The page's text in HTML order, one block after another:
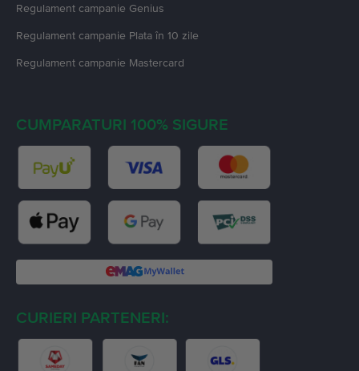
Regulament campanie Genius
Regulament campanie Plata în 10 zile
Regulament campanie Mastercard
CUMPARATURI 100% SIGURE
CURIERI PARTENERI: